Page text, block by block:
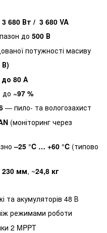
3 680 Вт / 3 680 VA
до 500 В
потужності масиву
В)
до 80 А
до ~97 %
— пило- та вологозахист
(моніторинг через
–25 °C … +60 °C (типово
230 мм, ~24,8 кг
та акумуляторів 48 В
режимами роботи
2 MPPT